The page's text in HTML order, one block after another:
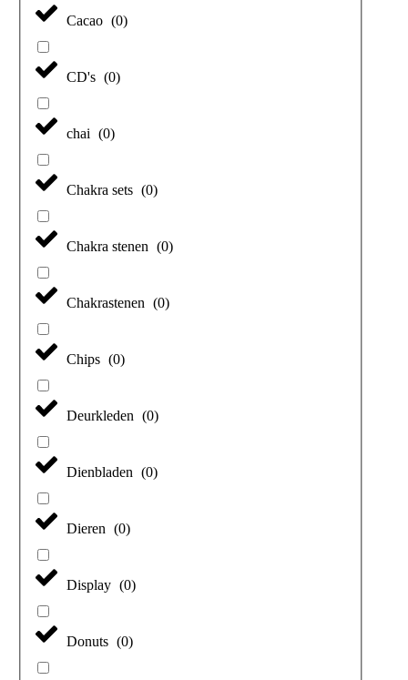
Cacao (0)
CD's (0)
chai (0)
Chakra sets (0)
Chakra stenen (0)
Chakrastenen (0)
Chips (0)
Deurkleden (0)
Dienbladen (0)
Dieren (0)
Display (0)
Donuts (0)